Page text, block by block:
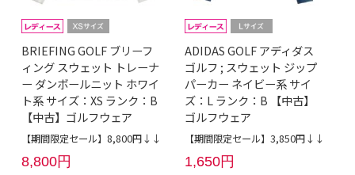
BRIEFING GOLF ブリーフ
ィング スウェット トレーナ
ー ダンボールニット ホワイ
ト系 サイズ：XS ランク：B
【中古】ゴルフウェア
【期間限定セール】8,800円↓↓
8,800円
ADIDAS GOLF アディダス
ゴルフ ; スウェット ジップ
パーカー ネイビー系 サイ
ズ：L ランク：B 【中古】
ゴルフウェア
【期間限定セール】3,850円↓↓
1,650円